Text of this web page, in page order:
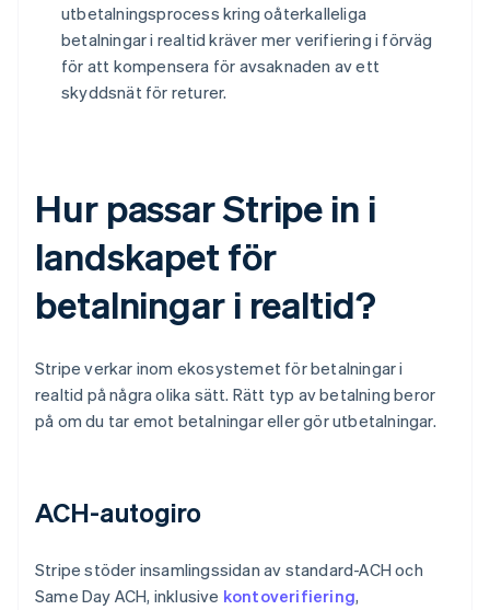
utbetalningsprocess kring oåterkalleliga
betalningar i realtid kräver mer verifiering i förväg
för att kompensera för avsaknaden av ett
skyddsnät för returer.
Hur passar Stripe in i
landskapet för
betalningar i realtid?
Stripe verkar inom ekosystemet för betalningar i
realtid på några olika sätt. Rätt typ av betalning beror
på om du tar emot betalningar eller gör utbetalningar.
ACH-autogiro
Stripe stöder insamlingssidan av standard-ACH och
Same Day ACH, inklusive kontoverifiering,